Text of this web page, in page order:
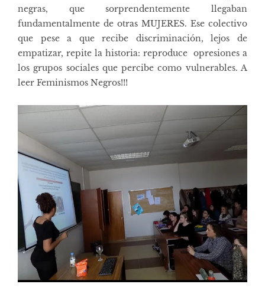
negras, que sorprendentemente llegaban
fundamentalmente de otras MUJERES. Ese colectivo
que pese a que recibe discriminación, lejos de
empatizar, repite la historia: reproduce opresiones a
los grupos sociales que percibe como vulnerables. A
leer Feminismos Negros!!!